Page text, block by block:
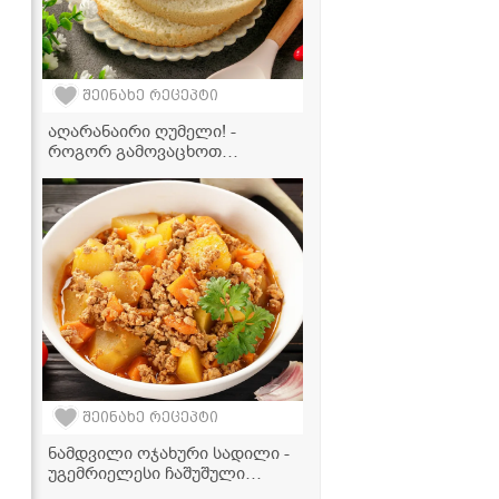
შეინახე რეცეპტი
აღარანაირი ღუმელი! -
როგორ გამოვაცხოთ
აეროგრილში 20 წუთში
შეინახე რეცეპტი
ნამდვილი ოჯახური სადილი -
უგემრიელესი ჩაშუშული